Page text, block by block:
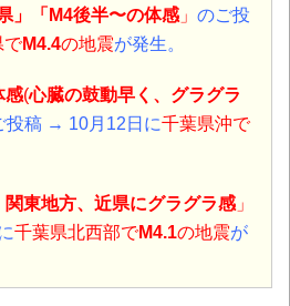
」「M4後半〜の体感 」 のご投
でM4.4の地震が発生。
感(心臓の鼓動早く、 グラグラ
投稿 → 10月12日に千葉県沖で
関東地方、近県にグラグラ感 」
千葉県北西部でM4.1の地震が